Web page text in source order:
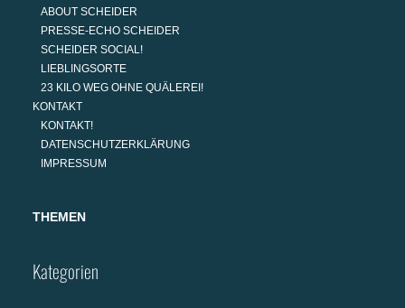
ABOUT SCHEIDER
PRESSE-ECHO SCHEIDER
SCHEIDER SOCIAL!
LIEBLINGSORTE
23 KILO WEG OHNE QUÄLEREI!
KONTAKT
KONTAKT!
DATENSCHUTZERKLÄRUNG
IMPRESSUM
THEMEN
Kategorien